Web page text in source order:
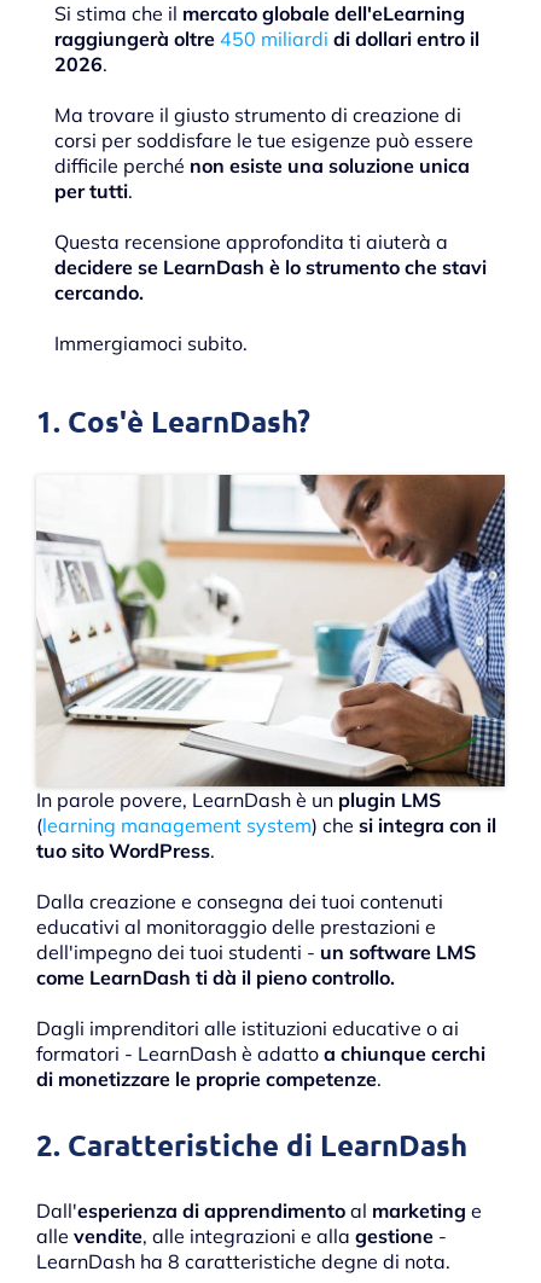
Si stima che il mercato globale dell'eLearning
raggiungerà oltre 450 miliardi di dollari entro il
2026.
Ma trovare il giusto strumento di creazione di
corsi per soddisfare le tue esigenze può essere
difficile perché non esiste una soluzione unica
per tutti.
Questa recensione approfondita ti aiuterà a
decidere se LearnDash è lo strumento che stavi
cercando.
Immergiamoci subito.
1. Cos'è LearnDash?
In parole povere, LearnDash è un plugin LMS
(learning management system) che si integra con il
tuo sito WordPress.
Dalla creazione e consegna dei tuoi contenuti
educativi al monitoraggio delle prestazioni e
dell'impegno dei tuoi studenti - un software LMS
come LearnDash ti dà il pieno controllo.
Dagli imprenditori alle istituzioni educative o ai
formatori - LearnDash è adatto a chiunque cerchi
di monetizzare le proprie competenze.
2. Caratteristiche di LearnDash
Dall'esperienza di apprendimento al marketing e
alle vendite, alle integrazioni e alla gestione -
LearnDash ha 8 caratteristiche degne di nota.